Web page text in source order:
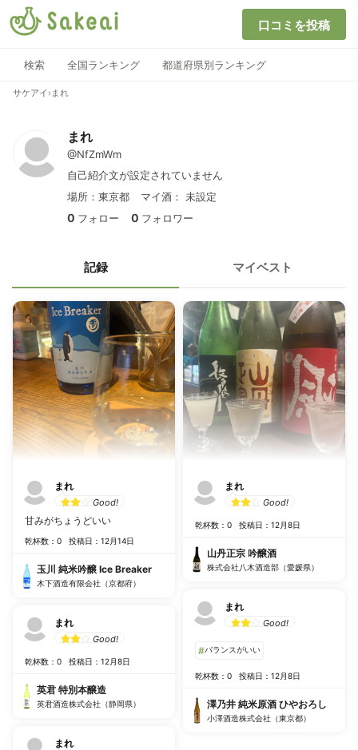
口コミを投稿
検索 全国ランキング 都道府県別ランキング
サケアイ › まれ
まれ
@NfZmWm
自己紹介文が設定されていません
場所：東京都
マイ酒： 未設定
0 フォロー 0 フォロワー
記録 マイベスト
まれ
Good!
甘みがちょうどいい
乾杯数：0 投稿日：12月14日
玉川 純米吟醸 Ice Breaker
木下酒造有限会社（京都府）
まれ
Good!
乾杯数：0 投稿日：12月8日
英君 特別本醸造
英君酒造株式会社（静岡県）
まれ
まれ
Good!
乾杯数：0 投稿日：12月8日
山丹正宗 吟醸酒
株式会社八木酒造部（愛媛県）
まれ
Good!
#バランスがいい
乾杯数：0 投稿日：12月8日
澤乃井 純米原酒 ひやおろし
小澤酒造株式会社（東京都）